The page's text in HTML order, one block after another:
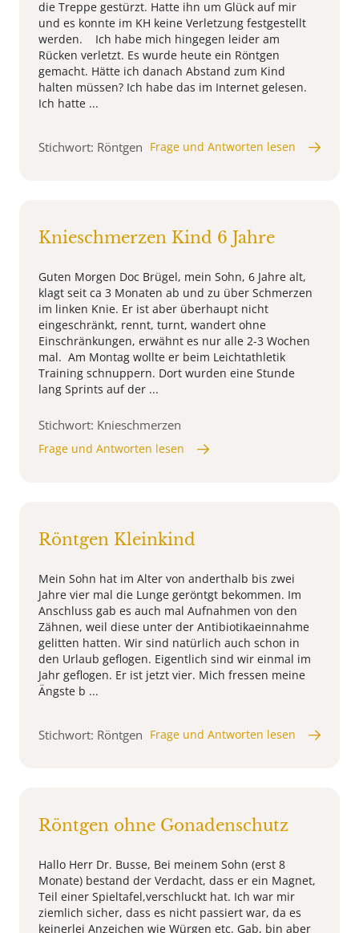
die Treppe gestürzt. Hatte ihn um Glück auf mir
und es konnte im KH keine Verletzung festgestellt
werden. Ich habe mich hingegen leider am
Rücken verletzt. Es wurde heute ein Röntgen
gemacht. Hätte ich danach Abstand zum Kind
halten müssen? Ich habe das im Internet gelesen.
Ich hatte ...
Stichwort: Röntgen Frage und Antworten lesen
Knieschmerzen Kind 6 Jahre
Guten Morgen Doc Brügel, mein Sohn, 6 Jahre alt,
klagt seit ca 3 Monaten ab und zu über Schmerzen
im linken Knie. Er ist aber überhaupt nicht
eingeschränkt, rennt, turnt, wandert ohne
Einschränkungen, erwähnt es nur alle 2-3 Wochen
mal. Am Montag wollte er beim Leichtathletik
Training schnuppern. Dort wurden eine Stunde
lang Sprints auf der ...
Stichwort: Knieschmerzen
Frage und Antworten lesen
Röntgen Kleinkind
Mein Sohn hat im Alter von anderthalb bis zwei
Jahre vier mal die Lunge geröntgt bekommen. Im
Anschluss gab es auch mal Aufnahmen von den
Zähnen, weil diese unter der Antibiotikaeinnahme
gelitten hatten. Wir sind natürlich auch schon in
den Urlaub geflogen. Eigentlich sind wir einmal im
Jahr geflogen. Er ist jetzt vier. Mich fressen meine
Ängste b ...
Stichwort: Röntgen Frage und Antworten lesen
Röntgen ohne Gonadenschutz
Hallo Herr Dr. Busse, Bei meinem Sohn (erst 8
Monate) bestand der Verdacht, dass er ein Magnet,
Teil einer Spieltafel,verschluckt hat. Ich war mir
ziemlich sicher, dass es nicht passiert war, da es
keinerlei Anzeichen wie Würgen etc. Gab, bin aber